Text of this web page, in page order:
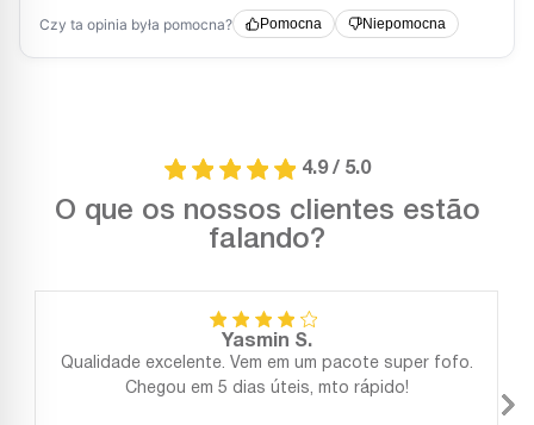
4.9 / 5.0
O que os nossos clientes estão
falando?
Yasmin S.
Qualidade excelente. Vem em um pacote super fofo.
Chegou em 5 dias úteis, mto rápido!